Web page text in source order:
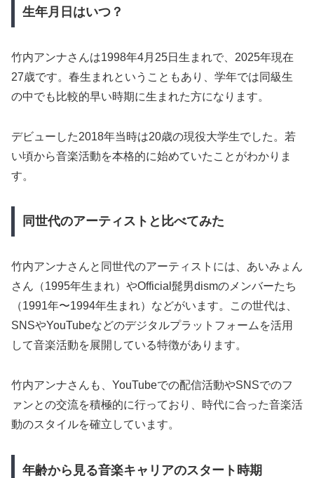
生年月日はいつ？
竹内アンナさんは1998年4月25日生まれで、2025年現在
27歳です。春生まれということもあり、学年では同級生
の中でも比較的早い時期に生まれた方になります。
デビューした2018年当時は20歳の現役大学生でした。若
い頃から音楽活動を本格的に始めていたことがわかりま
す。
同世代のアーティストと比べてみた
竹内アンナさんと同世代のアーティストには、あいみょん
さん（1995年生まれ）やOfficial髭男dismのメンバーたち
（1991年〜1994年生まれ）などがいます。この世代は、
SNSやYouTubeなどのデジタルプラットフォームを活用
して音楽活動を展開している特徴があります。
竹内アンナさんも、YouTubeでの配信活動やSNSでのフ
ァンとの交流を積極的に行っており、時代に合った音楽活
動のスタイルを確立しています。
年齢から見る音楽キャリアのスタート時期